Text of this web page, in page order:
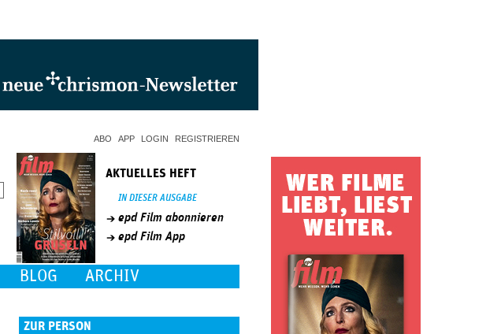
ABO APP LOGIN REGISTRIEREN
AKTUELLES HEFT
IN DIESER AUSGABE
epd Film abonnieren
epd Film App
BLOG ARCHIV
ZUR PERSON